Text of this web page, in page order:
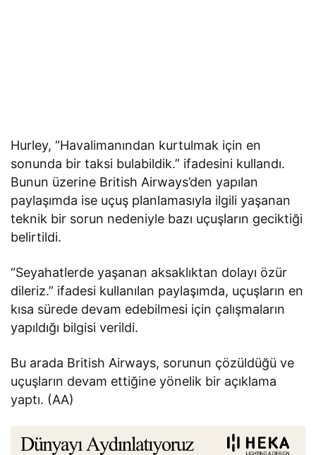
Hurley, “Havalimanından kurtulmak için en
sonunda bir taksi bulabildik.” ifadesini kullandı.
Bunun üzerine British Airways’den yapılan
paylaşımda ise uçuş planlamasıyla ilgili yaşanan
teknik bir sorun nedeniyle bazı uçuşların geciktiği
belirtildi.
“Seyahatlerde yaşanan aksaklıktan dolayı özür
dileriz.” ifadesi kullanılan paylaşımda, uçuşların en
kısa sürede devam edebilmesi için çalışmaların
yapıldığı bilgisi verildi.
Bu arada British Airways, sorunun çözüldüğü ve
uçuşların devam ettiğine yönelik bir açıklama
yaptı. (AA)